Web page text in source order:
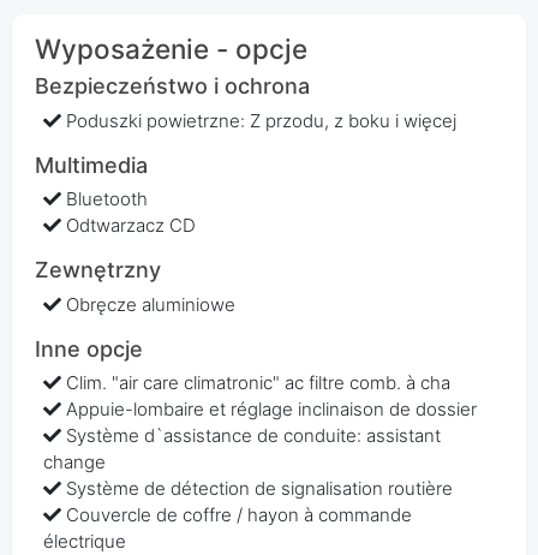
Wyposażenie - opcje
Bezpieczeństwo i ochrona
Poduszki powietrzne: Z przodu, z boku i więcej
Multimedia
Bluetooth
Odtwarzacz CD
Zewnętrzny
Obręcze aluminiowe
Inne opcje
Clim. "air care climatronic" ac filtre comb. à cha
Appuie-lombaire et réglage inclinaison de dossier
Système d`assistance de conduite: assistant
change
Système de détection de signalisation routière
Couvercle de coffre / hayon à commande
électrique